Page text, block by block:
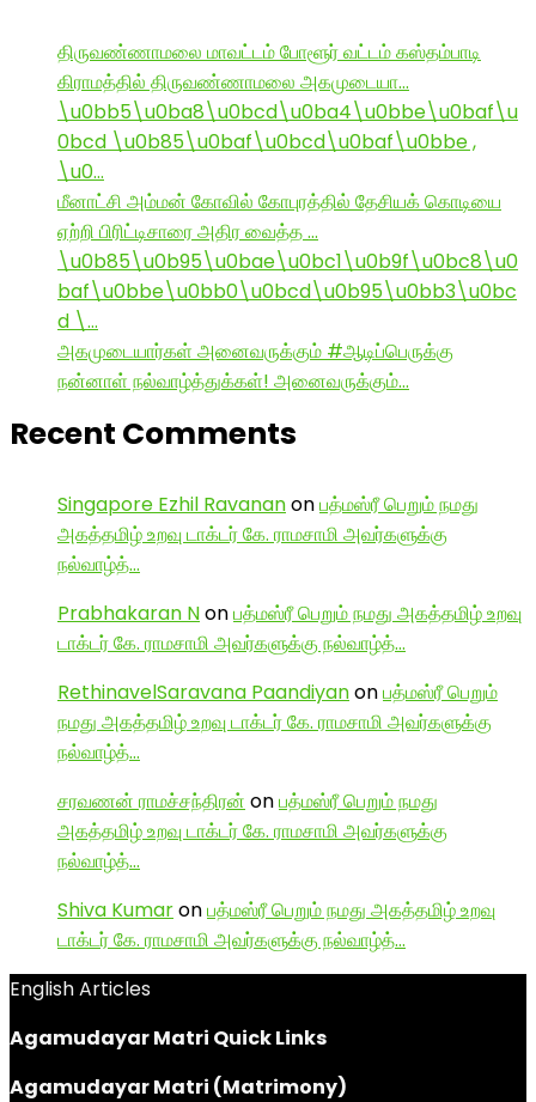
திருவண்ணாமலை மாவட்டம் போளூர் வட்டம் கஸ்தம்பாடி
கிராமத்தில் திருவண்ணாமலை அகமுடையா…
\u0bb5\u0ba8\u0bcd\u0ba4\u0bbe\u0baf\u
0bcd \u0b85\u0baf\u0bcd\u0baf\u0bbe ,
\u0…
மீனாட்சி அம்மன் கோவில் கோபுரத்தில் தேசியக் கொடியை
ஏற்றி பிரிட்டிசாரை அதிர வைத்த …
\u0b85\u0b95\u0bae\u0bc1\u0b9f\u0bc8\u0
baf\u0bbe\u0bb0\u0bcd\u0b95\u0bb3\u0bc
d \…
அகமுடையார்கள் அனைவருக்கும் #ஆடிப்பெருக்கு
நன்னாள் நல்வாழ்த்துக்கள்! அனைவருக்கும்…
Recent Comments
Singapore Ezhil Ravananonபத்மஸ்ரீ பெறும் நமது
அகத்தமிழ் உறவு டாக்டர் கே. ராமசாமி அவர்களுக்கு
நல்வாழ்த்…
Prabhakaran Nonபத்மஸ்ரீ பெறும் நமது அகத்தமிழ் உறவு
டாக்டர் கே. ராமசாமி அவர்களுக்கு நல்வாழ்த்…
RethinavelSaravana Paandiyanonபத்மஸ்ரீ பெறும்
நமது அகத்தமிழ் உறவு டாக்டர் கே. ராமசாமி அவர்களுக்கு
நல்வாழ்த்…
சரவணன் ராமச்சந்திரன் onபத்மஸ்ரீ பெறும் நமது
அகத்தமிழ் உறவு டாக்டர் கே. ராமசாமி அவர்களுக்கு
நல்வாழ்த்…
Shiva Kumaronபத்மஸ்ரீ பெறும் நமது அகத்தமிழ் உறவு
டாக்டர் கே. ராமசாமி அவர்களுக்கு நல்வாழ்த்…
English Articles
Agamudayar Matri Quick Links
Agamudayar Matri (Matrimony)